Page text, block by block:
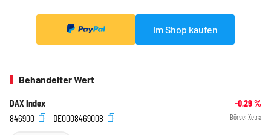
Im Shop kaufen
Behandelter Wert
DAX Index -0,29%
846900
DE0008469008 Börse: Xetra